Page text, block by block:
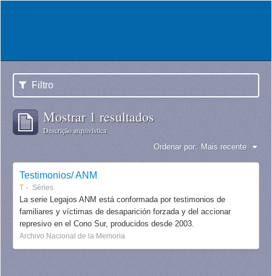
Filtro
Mostrar 1 resultados
Descrição arquivística
Ordenar por: Mais recente
Testimonios/ ANM
T Séries
La serie Legajos ANM está conformada por testimonios de
familiares y víctimas de desaparición forzada y del accionar
represivo en el Cono Sur, producidos desde 2003.
Archivo Nacional de la Memoria